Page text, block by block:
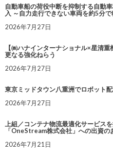
自動車船の荷役中断を抑制する自動
入 ～自力走行できない車両を約5分
2026年7月27日
【㈱ハナインターナショナル×星清
更なる強化ねらう
2026年7月27日
東京ミッドタウン八重洲でロボット
2026年7月27日
上組／コンテナ物流最適化サービス
「OneStream株式会社」への出資の
2026年7月21日